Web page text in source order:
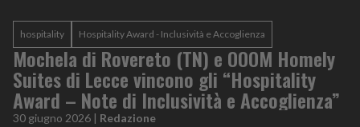
hospitality Hospitality Award - Inclusività e Accoglienza
Mochela di Rovereto (TN) e OOOM Homely
Suites di Lecce vincono gli “Hospitality
Award – Note di Inclusività e Accoglienza”
30 giugno 2026 | Redazione